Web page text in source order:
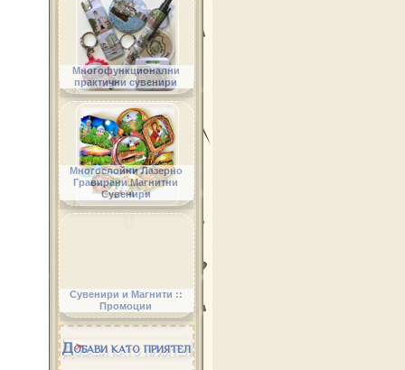
Многофункционални
практични сувенири
Многослойни Лазерно
Гравирани Магнитни
Сувенири
Сувенири и Магнити ::
Промоции
Добави като приятел